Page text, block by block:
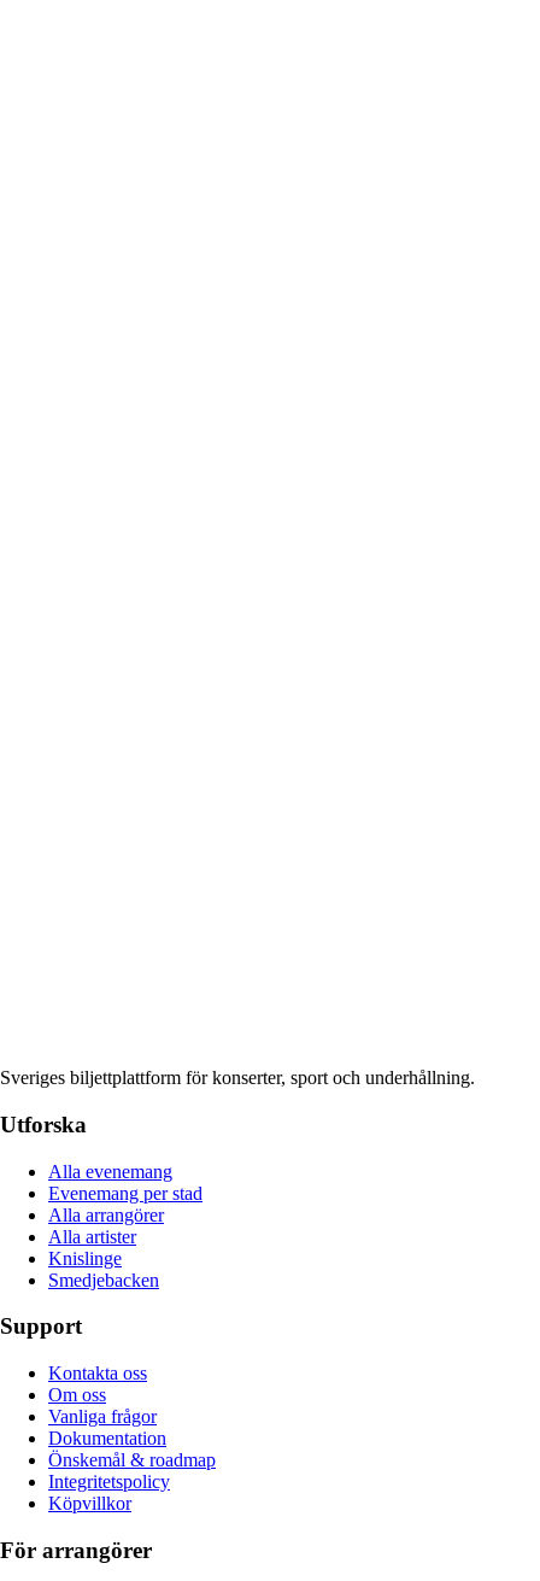
Sveriges biljettplattform för konserter, sport och underhållning.
Utforska
Alla evenemang
Evenemang per stad
Alla arrangörer
Alla artister
Knislinge
Smedjebacken
Support
Kontakta oss
Om oss
Vanliga frågor
Dokumentation
Önskemål & roadmap
Integritetspolicy
Köpvillkor
För arrangörer